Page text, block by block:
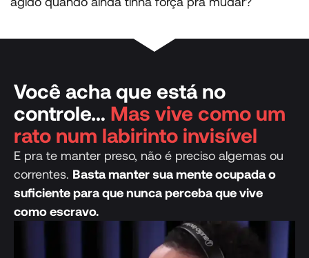
Você acha que está no
controle… Mas vive como um
rato num labirinto invisível
E pra te manter preso, não é preciso algemas ou
correntes. Basta manter sua mente ocupada o
suficiente para que nunca perceba que vive
como escravo.